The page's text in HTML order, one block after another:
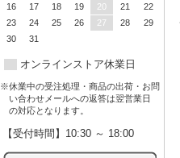
16
17 18 19 20 21
22
23
24 25 26 27 28
29
30
31
オンラインストア休業日
※休業中の受注処理・商品の出荷・お問
い合わせメールへの返答は翌営業日
の対応となります。
【受付時間】10:30 ～ 18:00